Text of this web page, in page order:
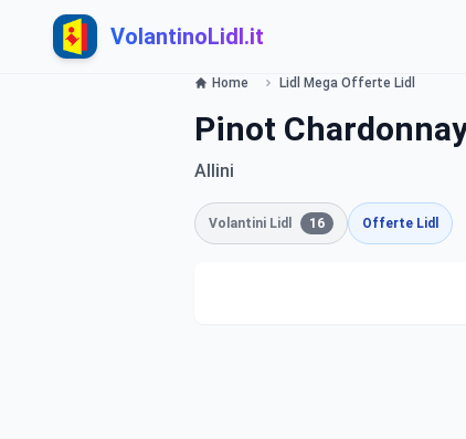
VolantinoLidl.it
Home Lidl Mega Offerte Lidl
Pinot
Allini
Volantini Lidl 16 Offerte Lidl